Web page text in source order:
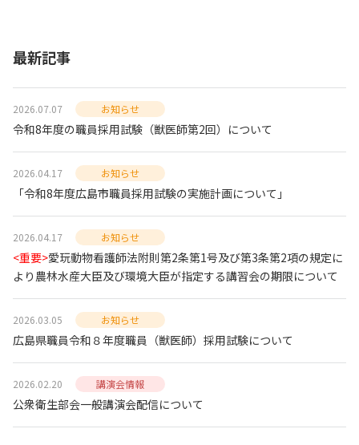
最新記事
2026.07.07 お知らせ
令和8年度の職員採用試験（獣医師第2回）について
2026.04.17 お知らせ
「令和8年度広島市職員採用試験の実施計画について」
2026.04.17 お知らせ
<重要>愛玩動物看護師法附則第2条第1号及び第3条第2項の規定に
より農林水産大臣及び環境大臣が指定する講習会の期限について
2026.03.05 お知らせ
広島県職員令和８年度職員（獣医師）採用試験について
2026.02.20 講演会情報
公衆衛生部会一般講演会配信について